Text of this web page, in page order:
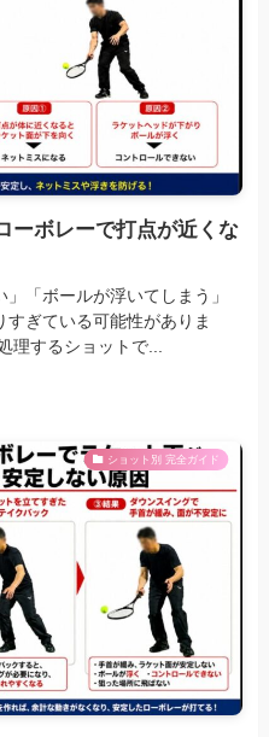
ーボレーで打点が近くな
「ボールが浮いてしまう」
ぎている可能性がありま
理するショットで...
ショット別 完全ガイド